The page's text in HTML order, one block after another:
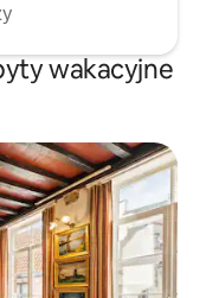
wakacyjne